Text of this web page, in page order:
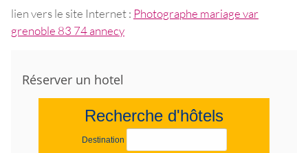
lien vers le site Internet : Photographe mariage var
grenoble 83 74 annecy
Réserver un hotel
Recherche d'hôtels
Destination